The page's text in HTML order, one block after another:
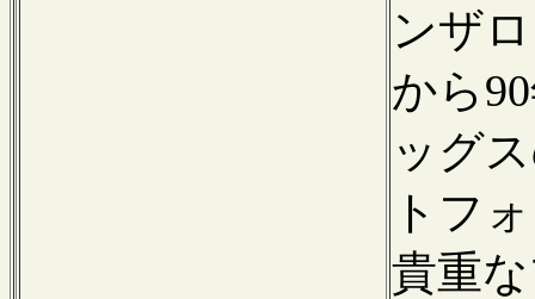
ンザ
から
ッグ
トフ
貴重